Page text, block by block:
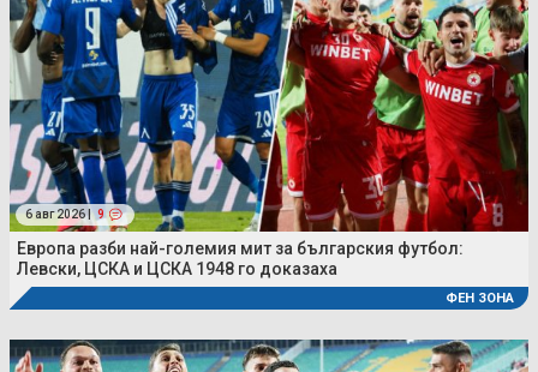
6 авг 2026 | 9
Европа разби най-големия мит за българския футбол:
Левски, ЦСКА и ЦСКА 1948 го доказаха
ФЕН ЗОНА